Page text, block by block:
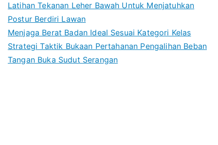
Latihan Tekanan Leher Bawah Untuk Menjatuhkan
Postur Berdiri Lawan
Menjaga Berat Badan Ideal Sesuai Kategori Kelas
Strategi Taktik Bukaan Pertahanan Pengalihan Beban
Tangan Buka Sudut Serangan